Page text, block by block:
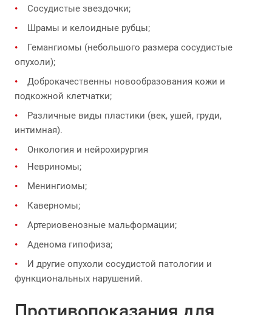
Сосудистые звездочки;
Шрамы и келоидные рубцы;
Гемангиомы (небольшого размера сосудистые
опухоли);
Доброкачественны новообразования кожи и
подкожной клетчатки;
Различные виды пластики (век, ушей, груди,
интимная).
Онкология и нейрохирургия
Невриномы;
Менингиомы;
Каверномы;
Артериовенозные мальформации;
Аденома гипофиза;
И другие опухоли сосудистой патологии и
функциональных нарушений.